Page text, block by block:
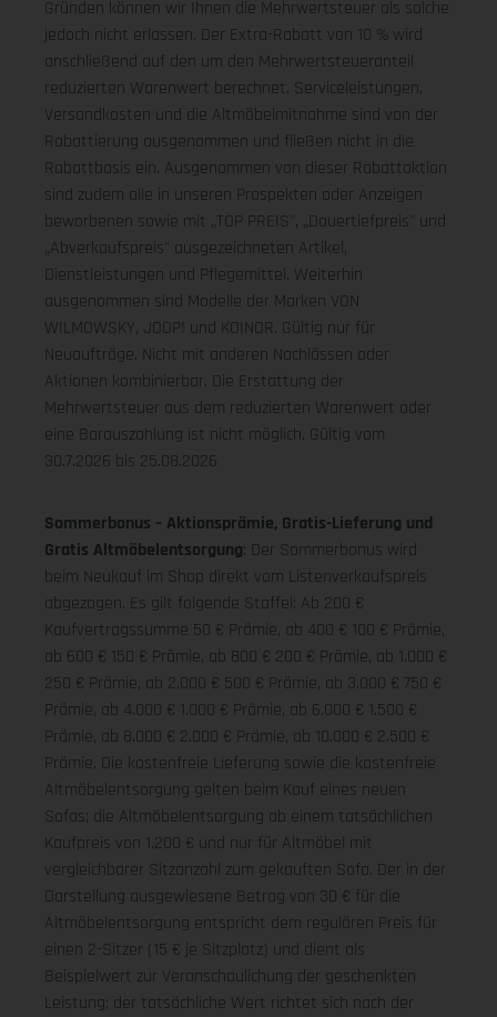
Gründen können wir Ihnen die Mehrwertsteuer als solche
jedoch nicht erlassen. Der Extra-Rabatt von 10 % wird
anschließend auf den um den Mehrwertsteueranteil
reduzierten Warenwert berechnet. Serviceleistungen,
Versandkosten und die Altmöbelmitnahme sind von der
Rabattierung ausgenommen und fließen nicht in die
Rabattbasis ein. Ausgenommen von dieser Rabattaktion
sind zudem alle in unseren Prospekten oder Anzeigen
beworbenen sowie mit „TOP PREIS", „Dauertiefpreis" und
„Abverkaufspreis" ausgezeichneten Artikel,
Dienstleistungen und Pflegemittel. Weiterhin
ausgenommen sind Modelle der Marken VON
WILMOWSKY, JOOP! und KOINOR. Gültig nur für
Neuaufträge. Nicht mit anderen Nachlässen oder
Aktionen kombinierbar. Die Erstattung der
Mehrwertsteuer aus dem reduzierten Warenwert oder
eine Barauszahlung ist nicht möglich. Gültig vom
30.7.2026 bis 25.08.2026
Sommerbonus – Aktionsprämie, Gratis-Lieferung und
Gratis Altmöbelentsorgung: Der Sommerbonus wird
beim Neukauf im Shop direkt vom Listenverkaufspreis
abgezogen. Es gilt folgende Staffel: Ab 200 €
Kaufvertragssumme 50 € Prämie, ab 400 € 100 € Prämie,
ab 600 € 150 € Prämie, ab 800 € 200 € Prämie, ab 1.000 €
250 € Prämie, ab 2.000 € 500 € Prämie, ab 3.000 € 750 €
Prämie, ab 4.000 € 1.000 € Prämie, ab 6.000 € 1.500 €
Prämie, ab 8.000 € 2.000 € Prämie, ab 10.000 € 2.500 €
Prämie. Die kostenfreie Lieferung sowie die kostenfreie
Altmöbelentsorgung gelten beim Kauf eines neuen
Sofas; die Altmöbelentsorgung ab einem tatsächlichen
Kaufpreis von 1.200 € und nur für Altmöbel mit
vergleichbarer Sitzanzahl zum gekauften Sofa. Der in der
Darstellung ausgewiesene Betrag von 30 € für die
Altmöbelentsorgung entspricht dem regulären Preis für
einen 2-Sitzer (15 € je Sitzplatz) und dient als
Beispielwert zur Veranschaulichung der geschenkten
Leistung; der tatsächliche Wert richtet sich nach der